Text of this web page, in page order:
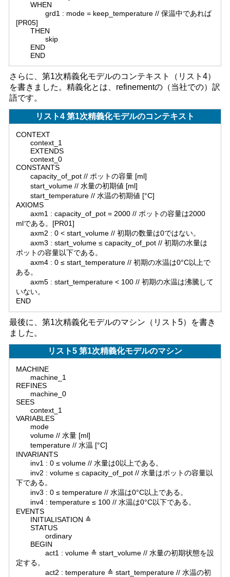
WHEN
grd1 : mode = keep_temperature // 保温中であれば
[PR05]
THEN
skip
END
END
さらに、第1次精義化モデルのコンテキスト（リスト4）
を書きました。精義化とは、refinementの（当社での）訳
語です。
リスト4 第1次精義化モデルのコンテキスト
CONTEXT
context_1
EXTENDS
context_0
CONSTANTS
capacity_of_pot // ポットの容量 [ml]
start_volume // 水量の初期値 [ml]
start_temperature // 水温の初期値 [°C]
AXIOMS
axm1 : capacity_of_pot = 2000 // ポットの容量は2000
mlである。[PR01]
axm2 : 0 < start_volume // 初期の数量は0ではない。
axm3 : start_volume ≤ capacity_of_pot // 初期の水量は
ポットの容量以下である。
axm4 : 0 ≤ start_temperature // 初期の水温は0°C以上で
ある。
axm5 : start_temperature < 100 // 初期の水温は沸騰して
いない。
END
最後に、第1次精義化モデルのマシン（リスト5）を書き
ました。
リスト5 第1次精義化モデルのマシン
MACHINE
machine_1
REFINES
machine_0
SEES
context_1
VARIABLES
mode
volume // 水量 [ml]
temperature // 水温 [°C]
INVARIANTS
inv1 : 0 ≤ volume // 水量は0以上である。
inv2 : volume ≤ capacity_of_pot // 水量はポットの容量以
下である。
inv3 : 0 ≤ temperature // 水温は0°C以上である。
inv4 : temperature ≤ 100 // 水温は0°C以下である。
EVENTS
INITIALISATION ≙
STATUS
ordinary
BEGIN
act1 : volume ≙ start_volume // 水量の初期状態を設
定する。
act2 : temperature ≙ start_temperature // 水温の初